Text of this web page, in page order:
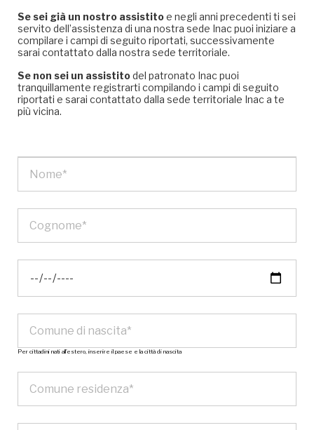
Se sei già un nostro assistitoe negli anni precedenti ti sei
servito dell’assistenza di una nostra sede Inac puoi iniziare a
compilare i campi di seguito riportati, successivamente
sarai contattato dalla nostra sede territoriale.
Se non sei un assistitodel patronato Inac puoi
tranquillamente registrarti compilando i campi di seguito
riportati e sarai contattato dalla sede territoriale Inac a te
più vicina.
Per cittadini nati all’estero, inserire il paese e la città di nascita